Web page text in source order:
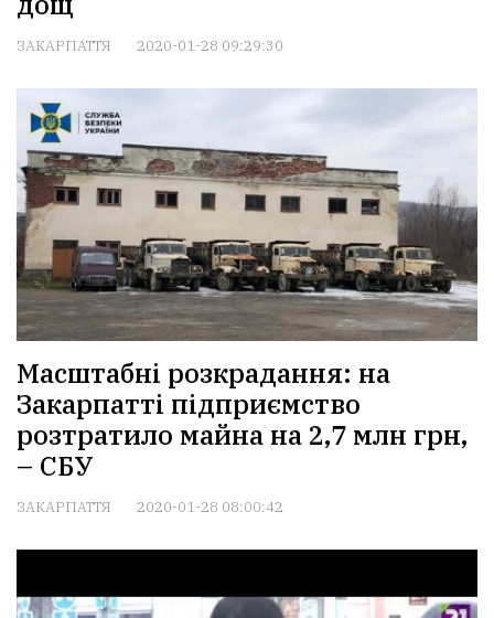
ЗАКАРПАТТЯ 2020-01-28 09:29:30
Масштабні розкрадання: на
Закарпатті підприємство
розтратило майна на 2,7 млн грн,
– СБУ
ЗАКАРПАТТЯ 2020-01-28 08:00:42